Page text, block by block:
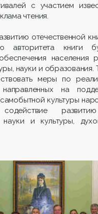
с участием
чтения.
отечественной
авторитета книги
населения
науки и образования.
меры по
на
культуры
науки и культуры,